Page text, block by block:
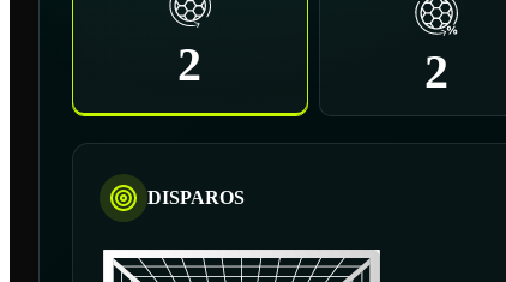
2 2
DISPAROS